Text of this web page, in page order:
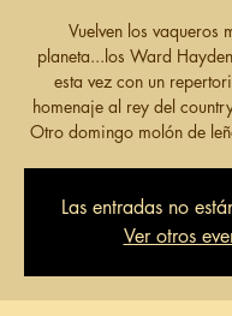
Vuelven los vaqueros
planeta...los Ward
esta vez con un
homenaje al rey del
Otro domingo molón de
Las entradas no
Ver otros